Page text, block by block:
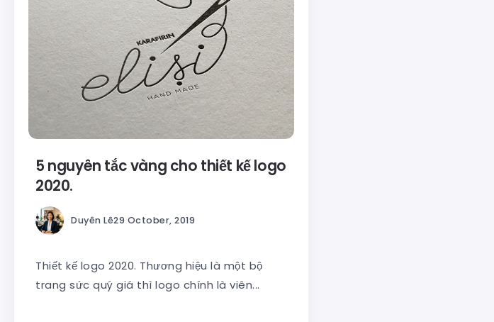
5 nguyên tắc vàng cho thiết kế logo
2020.
Duyên Lê29 October, 2019
Thiết kế logo 2020. Thương hiệu là một bộ
trang sức quý giá thì logo chính là viên...